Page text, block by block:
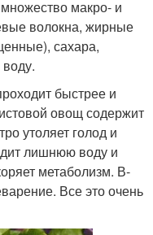
макро- и
волокна, жирные
сахара,
быстрее и
овощ содержит
утоляет голод и
лишнюю воду и
метаболизм. В-
Все это очень